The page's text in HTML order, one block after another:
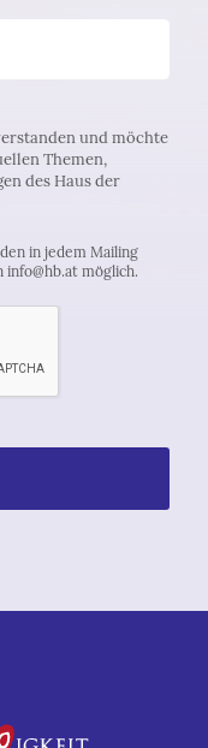
und möchte
Themen,
des Haus der
in jedem Mailing
möglich.